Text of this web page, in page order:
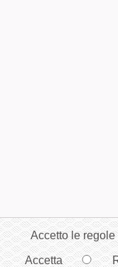
Accetto le
Accetta